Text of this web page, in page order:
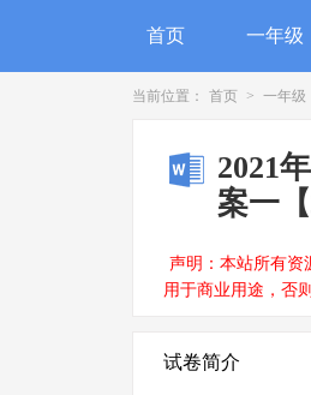
首页 一年级
当前位置： 首页 > 一年级
2021
案一
声明：本站所有资
用于商业用途，否
试卷简介